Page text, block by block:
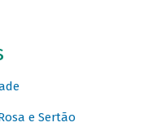
e Sertão